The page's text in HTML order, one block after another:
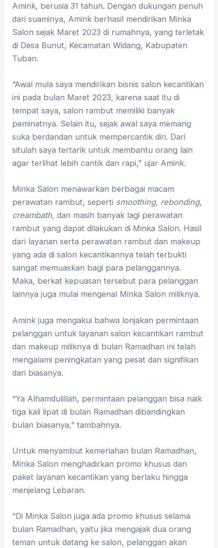
Amink, berusia 31 tahun. Dengan dukungan penuh
dari suaminya, Amink berhasil mendirikan Minka
Salon sejak Maret 2023 di rumahnya, yang terletak
di Desa Bunut, Kecamatan Widang, Kabupaten
Tuban.
“Awal mula saya mendirikan bisnis salon kecantikan
ini pada bulan Maret 2023, karena saat itu di
tempat saya, salon rambut memiliki banyak
peminatnya. Selain itu, sejak awal saya memang
suka berdandan untuk mempercantik diri. Dari
situlah saya tertarik untuk membantu orang lain
agar terlihat lebih cantik dan rapi,” ujar Amink.
Minka Salon menawarkan berbagai macam
perawatan rambut, seperti smoothing, rebonding,
creambath, dan masih banyak lagi perawatan
rambut yang dapat dilakukan di Minka Salon. Hasil
dari layanan serta perawatan rambut dan makeup
yang ada di salon kecantikannya telah terbukti
sangat memuaskan bagi para pelanggannya.
Maka, berkat kepuasan tersebut para pelanggan
lainnya juga mulai mengenal Minka Salon miliknya.
Amink juga mengakui bahwa lonjakan permintaan
pelanggan untuk layanan salon kecantikan rambut
dan makeup miliknya di bulan Ramadhan ini telah
mengalami peningkatan yang pesat dan signifikan
dari biasanya.
“Ya Alhamdulillah, permintaan pelanggan bisa naik
tiga kali lipat di bulan Ramadhan dibandingkan
bulan biasanya,” tambahnya.
Untuk menyambut kemeriahan bulan Ramadhan,
Minka Salon menghadirkan promo khusus dan
paket layanan kecantikan yang berlaku hingga
menjelang Lebaran.
“Di Minka Salon juga ada promo khusus selama
bulan Ramadhan, yaitu jika mengajak dua orang
teman untuk datang ke salon, pelanggan akan